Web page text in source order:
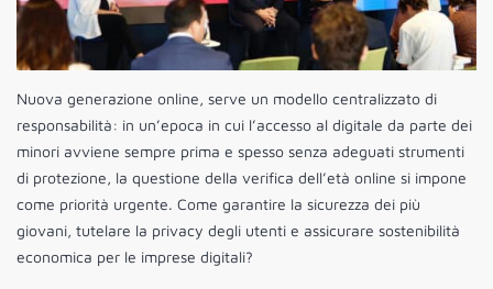
Nuova generazione online, serve un modello centralizzato di
responsabilità: in un’epoca in cui l’accesso al digitale da parte dei
minori avviene sempre prima e spesso senza adeguati strumenti
di protezione, la questione della verifica dell’età online si impone
come priorità urgente. Come garantire la sicurezza dei più
giovani, tutelare la privacy degli utenti e assicurare sostenibilità
economica per le imprese digitali?